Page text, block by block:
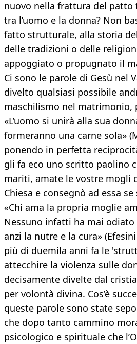
nuovo nella frattura del
tra l’uomo e la donna? Non
fatto strutturale, alla storia
delle tradizioni o delle
appoggiato o propugnato il
Ci sono le parole di Gesù nel
divelto qualsiasi possibile
maschilismo nel matrimonio,
«L’uomo si unirà alla sua
formeranno una carne sola»
ponendo in perfetta
gli fa eco uno scritto paolino
mariti, amate le vostre mogli
Chiesa e consegnò ad essa
«Chi ama la propria moglie
Nessuno infatti ha mai odiato
anzi la nutre e la cura»
più di duemila anni fa le
attecchire la violenza sulle
decisamente divelte dal
per volontà divina. Cos’è
queste parole sono state
che dopo tanto cammino
psicologico e spirituale che